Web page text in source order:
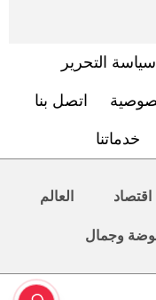
سياسة التحرير
اتصل بنا
خدماتنا
اقتصاد العالم
وجمال